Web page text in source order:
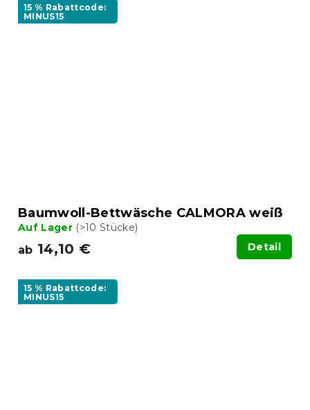
15 % Rabattcode:
MINUS15
Baumwoll-Bettwäsche CALMORA weiß
Auf Lager (>10 Stücke)
ab 14,10 € Detail
15 % Rabattcode:
MINUS15